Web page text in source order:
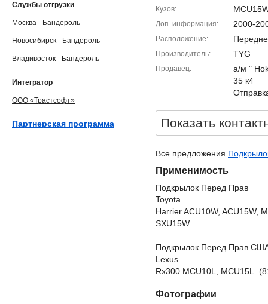
Кузов
Доп. информация 2000-
Расположение
Производитель TYG
Продавец
а/м "
35 к4
Показать
Все предложения
Применимость
Подкрылок Перед Прав
Toyota
Harrier ACU10W, ACU15W,
SXU15W
Подкрылок Перед Прав
Lexus
Rx300 MCU10L, MCU15L.
Фотографии
Службы отгрузки
Москва - Бандероль
Новосибирск - Бандероль
Владивосток - Бандероль
Интегратор
ООО «Трастсофт»
Партнерская программа